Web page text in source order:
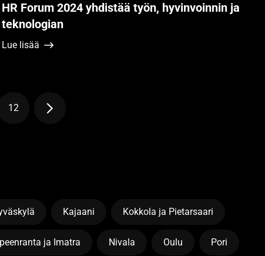
HR Forum 2024 yhdistää työn, hyvinvoinnin ja
teknologian
Lue lisää
Sivu
12
Kajaani Kokkola ja Pietarsaari
ja Imatra Nivala Oulu Pori